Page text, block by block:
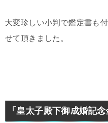
大変珍しい小判で鑑定書も
せて頂きました。
「皇太子殿下御成婚記